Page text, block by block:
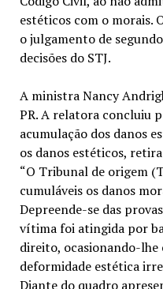
estéticos com o morais.
o julgamento de
decisões do STJ.
A ministra Nancy
PR. A relatora concluiu
acumulação dos danos
os danos estéticos,
“O Tribunal de origem
cumuláveis os danos
Depreende-se das
vítima foi atingida por
direito, ocasionando-lhe
deformidade estética
Diante do quadro